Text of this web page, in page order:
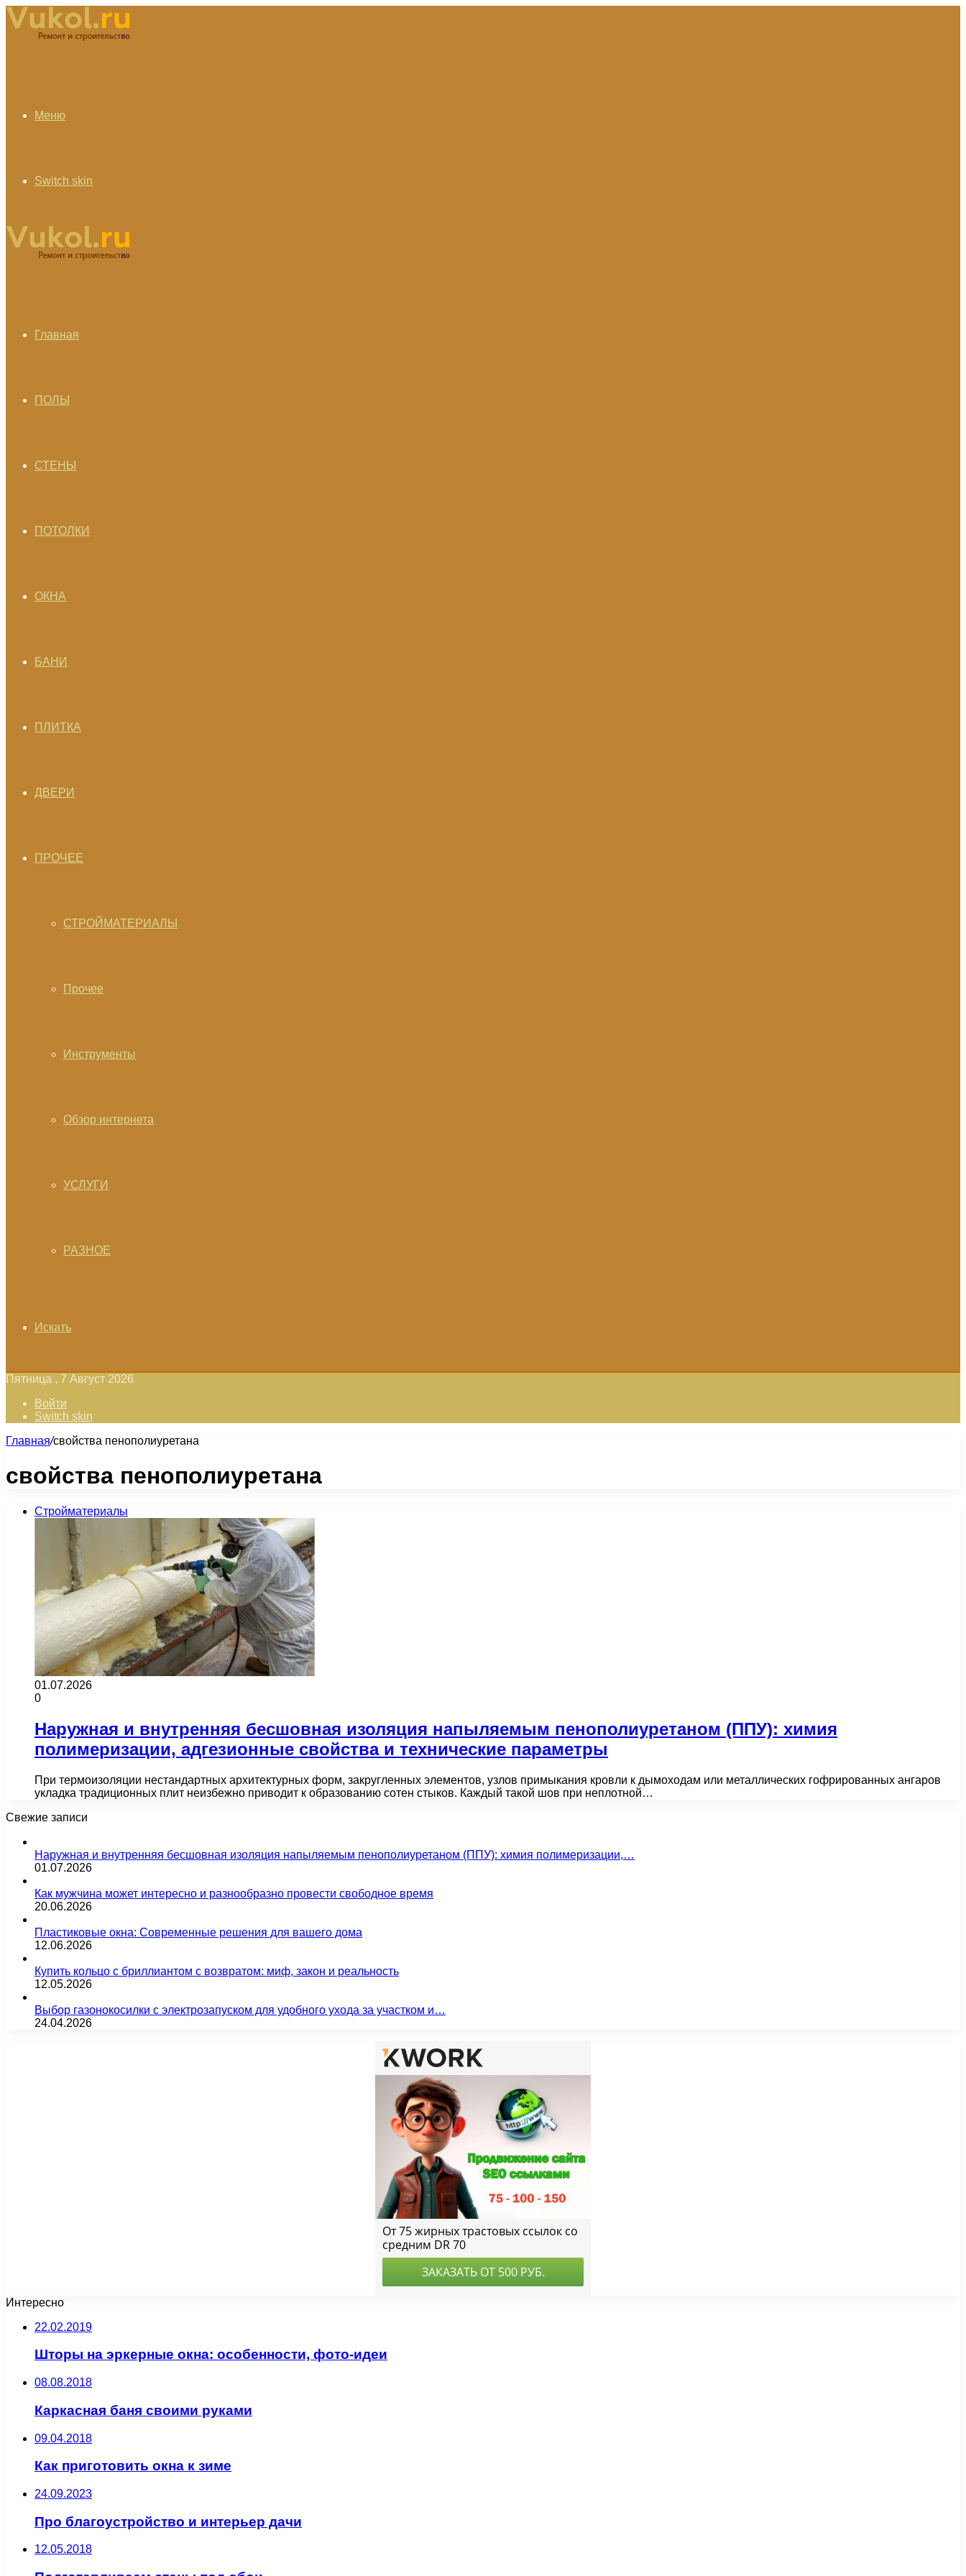
Меню
Switch skin
Главная
ПОЛЫ
СТЕНЫ
ПОТОЛКИ
ОКНА
БАНИ
ПЛИТКА
ДВЕРИ
ПРОЧЕЕ
СТРОЙМАТЕРИАЛЫ
Прочее
Инструменты
Обзор интернета
УСЛУГИ
РАЗНОЕ
Искать
Пятница , 7 Август 2026
Войти
Switch skin
Главная/свойства пенополиуретана
свойства пенополиуретана
Стройматериалы
01.07.2026
0
Наружная и внутренняя бесшовная изоляция напыляемым пенополиуретаном (ППУ): химия
полимеризации, адгезионные свойства и технические параметры
При термоизоляции нестандартных архитектурных форм, закругленных элементов, узлов примыкания кровли к дымоходам или металлических гофрированных ангаров
укладка традиционных плит неизбежно приводит к образованию сотен стыков. Каждый такой шов при неплотной…
Свежие записи
Наружная и внутренняя бесшовная изоляция напыляемым пенополиуретаном (ППУ): химия полимеризации,…
01.07.2026
Как мужчина может интересно и разнообразно провести свободное время
20.06.2026
Пластиковые окна: Современные решения для вашего дома
12.06.2026
Купить кольцо с бриллиантом с возвратом: миф, закон и реальность
12.05.2026
Выбор газонокосилки с электрозапуском для удобного ухода за участком и…
24.04.2026
Интересно
22.02.2019
Шторы на эркерные окна: особенности, фото-идеи
08.08.2018
Каркасная баня своими руками
09.04.2018
Как приготовить окна к зиме
24.09.2023
Про благоустройство и интерьер дачи
12.05.2018